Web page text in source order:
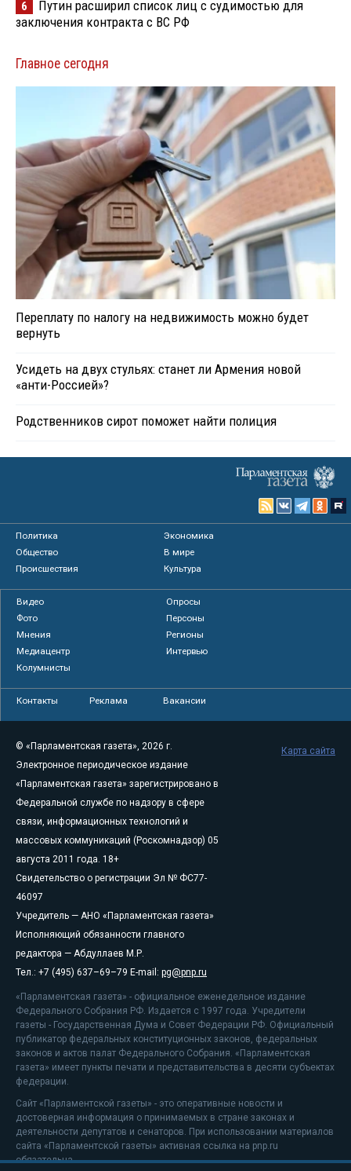
6
Путин расширил список лиц с судимостью для
заключения контракта с ВС РФ
Главное сегодня
Переплату по налогу на недвижимость можно будет
вернуть
Усидеть на двух стульях: станет ли Армения новой
«анти-Россией»?
Родственников сирот поможет найти полиция
Политика
Экономика
Общество
В мире
Происшествия
Культура
Видео
Опросы
Фото
Персоны
Мнения
Регионы
Медиацентр
Интервью
Колумнисты
Контакты Реклама Вакансии
© «Парламентская газета», 2026 г.
Электронное периодическое издание
«Парламентская газета» зарегистрировано в
Федеральной службе по надзору в сфере
связи, информационных технологий и
массовых коммуникаций (Роскомнадзор) 05
августа 2011 года. 18+
Свидетельство о регистрации Эл № ФС77-
46097
Учредитель — АНО «Парламентская газета»
Исполняющий обязанности главного
редактора — Абдуллаев М.Р.
Тел.: +7 (495) 637–69–79 E-mail: pg@pnp.ru
«Парламентская газета» - официальное еженедельное издание
Федерального Собрания РФ. Издается с 1997 года. Учредители
газеты - Государственная Дума и Совет Федерации РФ. Официальный
публикатор федеральных конституционных законов, федеральных
законов и актов палат Федерального Собрания. «Парламентская
газета» имеет пункты печати и представительства в десяти субъектах
федерации.
Сайт «Парламентской газеты» - это оперативные новости и
достоверная информация о принимаемых в стране законах и
деятельности депутатов и сенаторов. При использовании материалов
сайта «Парламентской газеты» активная ссылка на pnp.ru
обязательна.
Карта сайта